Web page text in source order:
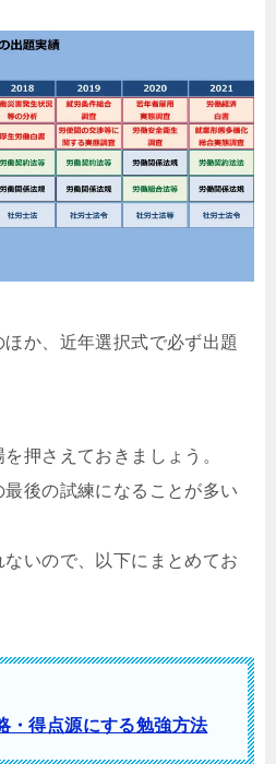
か、近年選択式で必ず出題
押さえておきましょう。
後の試練になることが多い
いので、以下にまとめてお
・得点源にする勉強方法